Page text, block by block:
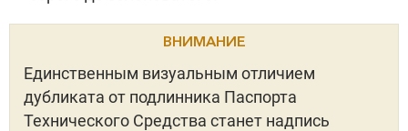
ВНИМАНИЕ
Единственным визуальным отличием
дубликата от подлинника Паспорта
Технического Средства станет надпись